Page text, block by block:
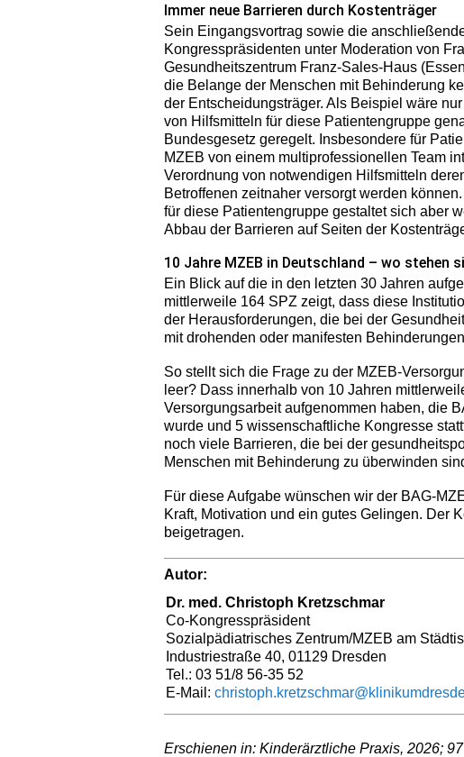
Immer neue Barrieren durch Kostenträger
Sein Eingangsvortrag sowie die
Kongresspräsidenten unter Moderation von
Gesundheitszentrum Franz-Sales-Haus
die Belange der Menschen mit Behinderung
der Entscheidungsträger. Als Beispiel wäre
von Hilfsmitteln für diese Patientengruppe
Bundesgesetz geregelt. Insbesondere für
MZEB von einem multiprofessionellen Team
Verordnung von notwendigen Hilfsmitteln
Betroffenen zeitnaher versorgt werden
für diese Patientengruppe gestaltet sich aber
Abbau der Barrieren auf Seiten der
10 Jahre MZEB in Deutschland – wo stehen
Ein Blick auf die in den letzten 30 Jahren
mittlerweile 164 SPZ zeigt, dass diese
der Herausforderungen, die bei der
mit drohenden oder manifesten
So stellt sich die Frage zu der MZEB-
leer? Dass innerhalb von 10 Jahren
Versorgungsarbeit aufgenommen haben, die
wurde und 5 wissenschaftliche Kongresse
noch viele Barrieren, die bei der
Menschen mit Behinderung zu überwinden
Für diese Aufgabe wünschen wir der BAG-
Kraft, Motivation und ein gutes Gelingen. Der
beigetragen.
Autor:
Dr. med. Christoph Kretzschmar
Co-Kongresspräsident
Sozialpädiatrisches Zentrum/MZEB am
Industriestraße 40, 01129 Dresden
Tel.: 03 51/8 56-35 52
E-Mail:
Erschienen in: Kinderärztliche Praxis, 2026;